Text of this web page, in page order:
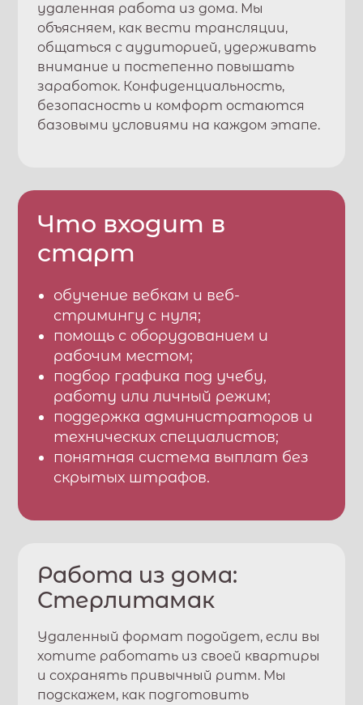
удаленная работа из дома. Мы
объясняем, как вести трансляции,
общаться с аудиторией, удерживать
внимание и постепенно повышать
заработок. Конфиденциальность,
безопасность и комфорт остаются
базовыми условиями на каждом этапе.
Что входит в
старт
обучение вебкам и веб-
стримингу с нуля;
помощь с оборудованием и
рабочим местом;
подбор графика под учебу,
работу или личный режим;
поддержка администраторов и
технических специалистов;
понятная система выплат без
скрытых штрафов.
Работа из дома:
Стерлитамак
Удаленный формат подойдет, если вы
хотите работать из своей квартиры
и сохранять привычный ритм. Мы
подскажем, как подготовить